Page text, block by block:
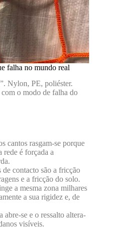
falha no mundo real
Nylon, PE, poliéster.
o modo de falha do
cantos rasgam-se porque
rede é forçada a
de contacto são a fricção
e a fricção do solo.
a mesma zona milhares
a sua rigidez e, de
abre-se e o ressalto altera-
visíveis.